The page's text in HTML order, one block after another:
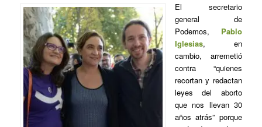
El secretario
general de
Podemos, Pablo
Iglesias, en
cambio, arremetió
contra “quienes
recortan y redactan
leyes del aborto
que nos llevan 30
años atrás” porque